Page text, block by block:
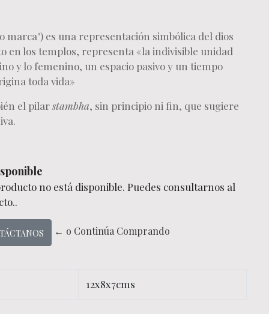
marca") es una representación simbólica del dios
en los templos, representa «la indivisible unidad
y lo femenino, un espacio pasivo y un tiempo
toda vida»
el pilarstambha, sin principio ni fin, que sugiere
no está disponible. Puedes consultarnos al
← o Continúa Comprando
12x8x7cms